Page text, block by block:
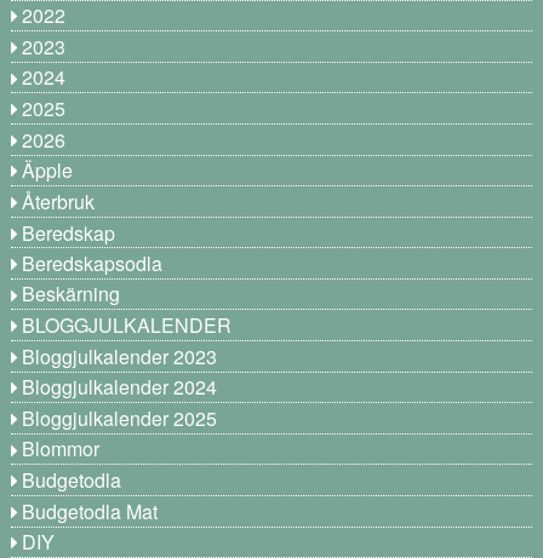
2022
2023
2024
2025
2026
Äpple
Återbruk
Beredskap
Beredskapsodla
Beskärning
BLOGGJULKALENDER
Bloggjulkalender 2023
Bloggjulkalender 2024
Bloggjulkalender 2025
Blommor
Budgetodla
Budgetodla Mat
DIY